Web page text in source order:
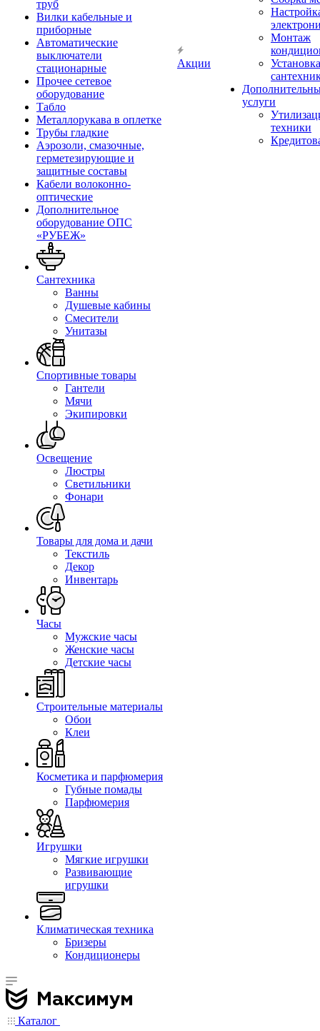
труб
Вилки кабельные и
приборные
Автоматические
выключатели
стационарные
Прочее сетевое
оборудование
Табло
Металлорукава в оплетке
Трубы гладкие
Аэрозоли, смазочные,
герметезирующие и
защитные составы
Кабели волоконно-
оптические
Дополнительное
оборудование ОПС
«РУБЕЖ»
Сантехника
Ванны
Душевые кабины
Смесители
Унитазы
Спортивные товары
Гантели
Мячи
Экипировки
Освещение
Люстры
Светильники
Фонари
Товары для дома и дачи
Текстиль
Декор
Инвентарь
Часы
Мужские часы
Женские часы
Детские часы
Строительные материалы
Обои
Клеи
Косметика и парфюмерия
Губные помады
Парфюмерия
Игрушки
Мягкие игрушки
Развивающие
игрушки
Климатическая техника
Бризеры
Кондиционеры
Акции
Монтаж
Установка
услуги
техники
Каталог